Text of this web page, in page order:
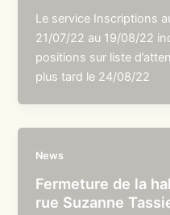
Le service Inscriptions
21/07/22 au 19/08/22
positions sur liste
plus tard le 24/08/22
News
Fermeture de la
rue Suzanne